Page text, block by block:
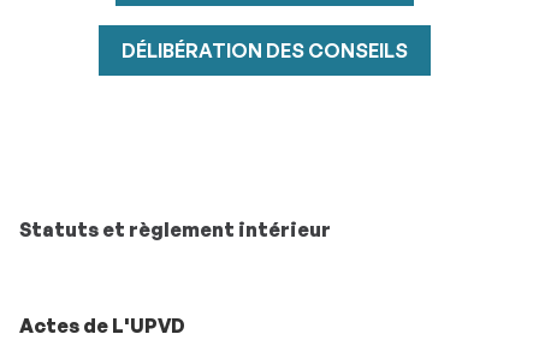
DÉLIBÉRATION DES CONSEILS
Statuts et règlement intérieur
Actes de L'UPVD